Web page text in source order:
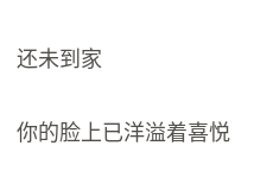
还未到家
你的脸上已洋溢着喜悦